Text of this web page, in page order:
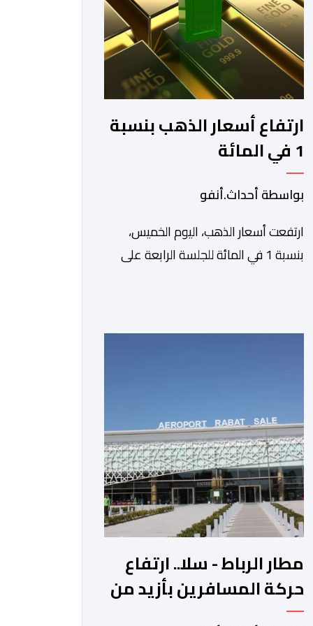
تساعدهم […]
ارتفاع أسعار الذهب بنسبة
1 في المائة
بواسطة أحداث.أنفو
ارتفعت أسعار الذهب، اليوم الخميس،
بنسبة 1 في المائة للجلسة الرابعة على
الماضي، فيما ارتفعت العقود الأمريكية
الآجلة […]
مطار الرباط - سلا.. ارتفاع
حركة المسافرين بأزيد من